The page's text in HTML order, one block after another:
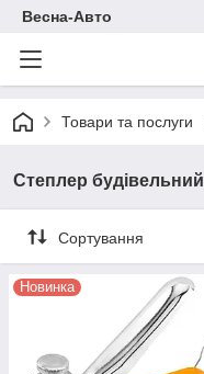
Весна-Авто
Товари та послуги
Степлер будівельний
Сортування
Новинка